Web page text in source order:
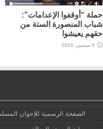
حملة “أوقفوا الإعدامات”:
شباب المنصورة الستة من
حقهم يعيشوا
5 سبتمبر، 2019
الصفحة الرسمية للإخوان